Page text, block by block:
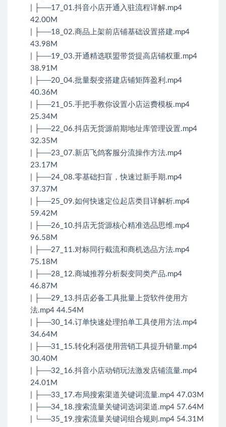
| ├──17_01.抖音小店开通入驻流程详解.mp4
42.00M
| ├──18_02.商品上架前店铺基础设置搭建.mp4
43.98M
| ├──19_03.开通精选联盟带货提高店铺权重.mp4
38.91M
| ├──20_04.批量裂变搭建店铺矩阵盈利.mp4
40.36M
| ├──21_05.手把手教你设置小店运费模板.mp4
25.34M
| ├──22_06.抖店无货源前期地址库管理设置.mp4
32.35M
| ├──23_07.新店飞鸽客服分流操作方法.mp4
23.17M
| ├──24_08.零基础扫盲，快速过新手期.mp4
37.37M
| ├──25_09.如何快速定位起店类目详解析.mp4
59.42M
| ├──26_10.抖店无货源核心精准选品思维.mp4
96.58M
| ├──27_11.对标同行截流和商机选品方法.mp4
75.18M
| ├──28_12.商城推荐分析裂变同类产品.mp4
46.87M
| ├──29_13.抖店必备工具批量上货软件使用方
法.mp4 44.54M
| ├──30_14.订单快速处理拍单工具使用方法.mp4
34.64M
| ├──31_15.转化利器使用营销工具提升销量.mp4
30.40M
| ├──32_16.抖音小店动销玩法激发店铺流量.mp4
24.01M
| ├──33_17.布局搜索渠道关键词流量.mp4 47.03M
| ├──34_18.搜索流量关键词选词渠道.mp4 57.64M
| └──35_19.搜索流量关键词组合规则.mp4 54.31M